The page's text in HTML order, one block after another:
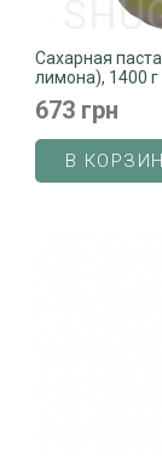
Сахарная
лимона), 1400 г
673 грн
В